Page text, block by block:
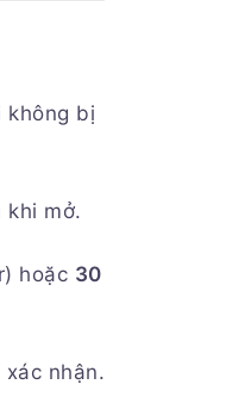
không bị
khi mở.
hoặc 30
nhận.